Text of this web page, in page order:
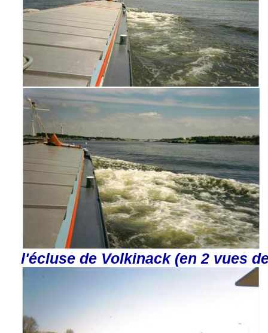
l'écluse de Volkinack (en 2 vues